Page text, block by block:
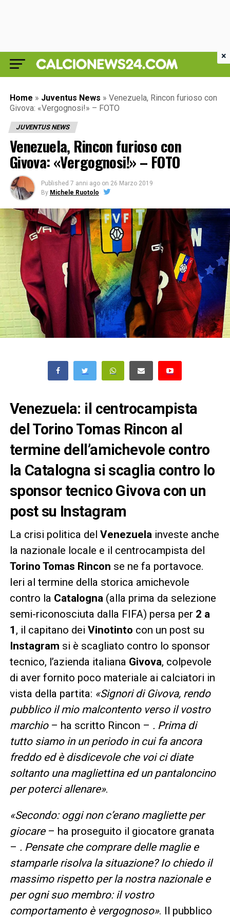
Home » Juventus News » Venezuela, Rincon furioso con
Givova: «Vergognosi!» – FOTO
JUVENTUS NEWS
Venezuela, Rincon furioso con
Givova: «Vergognosi!» – FOTO
Published 7 anni ago on 26 Marzo 2019
By Michele Ruotolo
Venezuela: il centrocampista
del Torino Tomas Rincon al
termine dell’amichevole contro
la Catalogna si scaglia contro lo
sponsor tecnico Givova con un
post su Instagram
La crisi politica del Venezuelainveste anche
la nazionale locale e il centrocampista del
Torino Tomas Rincon se ne fa portavoce.
Ieri al termine della storica amichevole
contro la Catalogna(alla prima da selezione
semi-riconosciuta dalla FIFA) persa per 2 a
1 , il capitano dei Vinotinto con un post su
Instagram si è scagliato contro lo sponsor
tecnico, l’azienda italiana Givova, colpevole
di aver fornito poco materiale ai calciatori in
vista della partita: «Signori di Givova, rendo
pubblico il mio malcontento verso il vostro
marchio – ha scritto Rincon – . Prima di
tutto siamo in un periodo in cui fa ancora
freddo ed è disdicevole che voi ci diate
soltanto una magliettina ed un pantaloncino
per poterci allenare».
«Secondo: oggi non c’erano magliette per
giocare – ha proseguito il giocatore granata
– . Pensate che comprare delle maglie e
stamparle risolva la situazione? Io chiedo il
massimo rispetto per la nostra nazionale e
per ogni suo membro: il vostro
comportamento è vergognoso». Il pubblico
×